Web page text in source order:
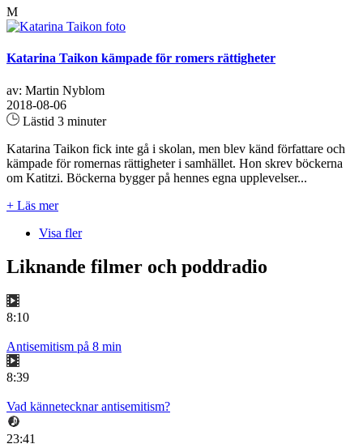
M
Katarina Taikon kämpade för romers rättigheter
av: Martin Nyblom
2018-08-06
Lästid 3 minuter
Katarina Taikon fick inte gå i skolan, men blev känd författare och
kämpade för romernas rättigheter i samhället. Hon skrev böckerna
om Katitzi. Böckerna bygger på hennes egna upplevelser...
+ Läs mer
Visa fler
Liknande filmer och poddradio
8:10
Antisemitism på 8 min
8:39
Vad kännetecknar antisemitism?
23:41